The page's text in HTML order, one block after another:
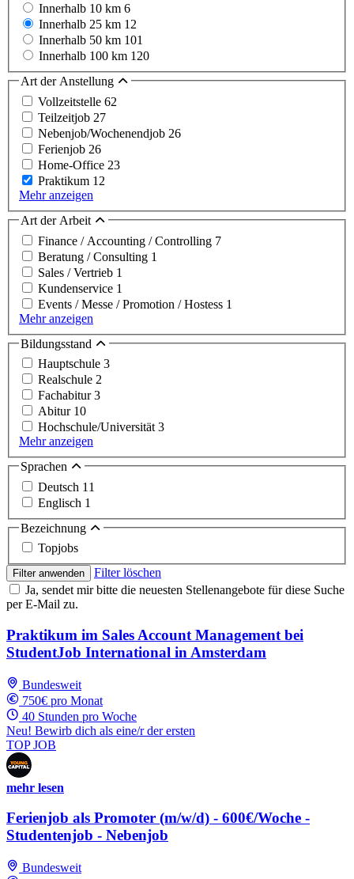
Innerhalb 10 km 6
Innerhalb 25 km 12
Innerhalb 50 km 101
Innerhalb 100 km 120
Art der Anstellung
Vollzeitstelle 62
Teilzeitjob 27
Nebenjob/Wochenendjob 26
Ferienjob 26
Home-Office 23
Praktikum 12
Mehr anzeigen
Art der Arbeit
Finance / Accounting / Controlling 7
Beratung / Consulting 1
Sales / Vertrieb 1
Kundenservice 1
Events / Messe / Promotion / Hostess 1
Mehr anzeigen
Bildungsstand
Hauptschule 3
Realschule 2
Fachabitur3
Abitur 10
Hochschule/Universität 3
Mehr anzeigen
Sprachen
Deutsch 11
Englisch 1
Bezeichnung
Topjobs
Filter anwenden
Filter löschen
Ja, sendet mir bitte die neuesten Stellenangebote für diese Suche
per E-Mail zu.
Praktikum im Sales Account Management bei
StudentJob International in Amsterdam
Bundesweit
750€ pro Monat
40 Stunden pro Woche
Neu! Bewirb dich als eine/r der ersten
TOP JOB
mehr lesen
Ferienjob als Promoter (m/w/d) - 600€/Woche -
Studentenjob - Nebenjob
Bundesweit